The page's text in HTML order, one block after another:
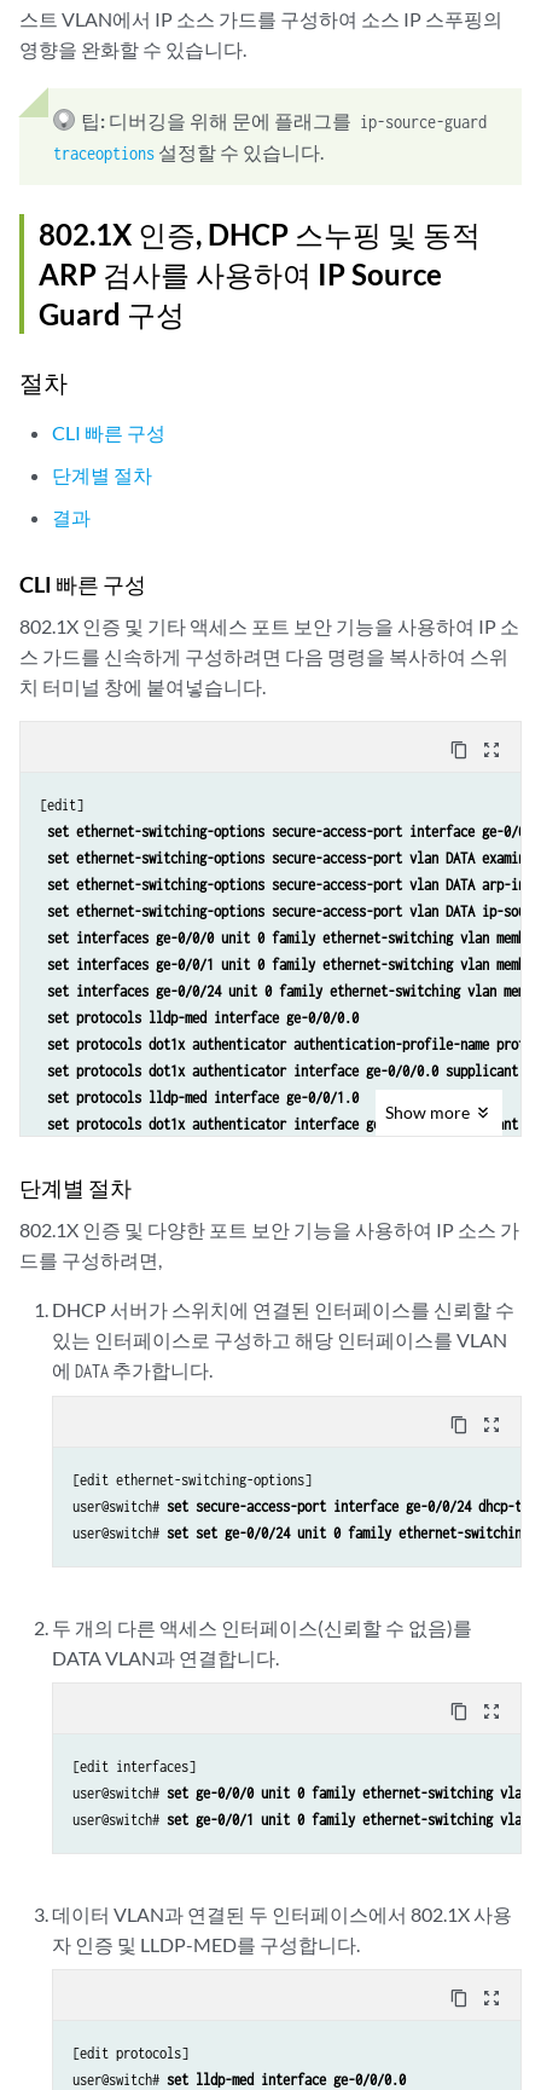
스트 VLAN에서 IP 소스 가드를 구성하여 소스 IP 스푸핑의
영향을 완화할 수 있습니다.
팁: 디버깅을 위해 문에 플래그를 ip-source-guard
traceoptions 설정할 수 있습니다.
802.1X 인증, DHCP 스누핑 및 동적
ARP 검사를 사용하여 IP Source
Guard 구성
절차
CLI 빠른 구성
단계별 절차
결과
CLI 빠른 구성
802.1X 인증 및 기타 액세스 포트 보안 기능을 사용하여 IP 소
스 가드를 신속하게 구성하려면 다음 명령을 복사하여 스위
치 터미널 창에 붙여넣습니다.
content_copy zoom_out_map
[edit]
set ethernet-switching-options secure-access-port interface ge-0/0/
set ethernet-switching-options secure-access-port vlan DATA examine-
set ethernet-switching-options secure-access-port vlan DATA arp-
set ethernet-switching-options secure-access-port vlan DATA ip-
set interfaces ge-0/0/0 unit 0 family ethernet-switching vlan members
set interfaces ge-0/0/1 unit 0 family ethernet-switching vlan members
set interfaces ge-0/0/24 unit 0 family ethernet-switching vlan
set protocols lldp-med interface ge-0/0/0.0
set protocols dot1x authenticator authentication-profile-name
set protocols dot1x authenticator interface ge-0/0/0.0 supplicant
set protocols lldp-med interface ge-0/0/1.0
set protocols dot1x authenticator interface ge-0/0/1.0 supplicant
Show more
단계별 절차
802.1X 인증 및 다양한 포트 보안 기능을 사용하여 IP 소스 가
드를 구성하려면,
DHCP 서버가 스위치에 연결된 인터페이스를 신뢰할 수
있는 인터페이스로 구성하고 해당 인터페이스를 VLAN
에DATA 추가합니다.
content_copy zoom_out_map
[edit ethernet-switching-options]
user@switch# set secure-access-port interface
user@switch# set set ge-0/0/24 unit 0 family ethernet-switching
두 개의 다른 액세스 인터페이스(신뢰할 수 없음)를
DATA VLAN과 연결합니다.
content_copy zoom_out_map
[edit interfaces]
user@switch# set ge-0/0/0 unit 0 family ethernet-switching vlan
user@switch# set ge-0/0/1 unit 0 family ethernet-switching vlan
데이터 VLAN과 연결된 두 인터페이스에서 802.1X 사용
자 인증 및 LLDP-MED를 구성합니다.
content_copy zoom_out_map
[edit protocols]
user@switch# set lldp-med interface ge-0/0/0.0